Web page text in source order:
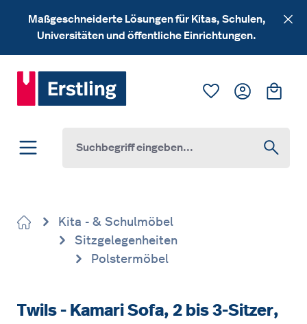
Zum Hauptinhalt springen
Maßgeschneiderte Lösungen für Kitas, Schulen,
Universitäten und öffentliche Einrichtungen.
Du hast 0
Kita - & Schulmöbel
Sitzgelegenheiten
Polstermöbel
Twils - Kamari Sofa, 2 bis 3-Sitzer,